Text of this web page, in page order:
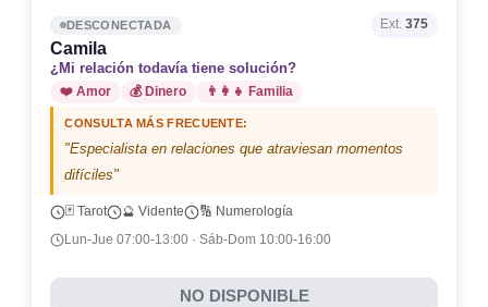
DESCONECTADA
Camila
¿Mi relación todavía tiene solución?
Ext. 375
❤️ Amor 💰 Dinero 👨‍👩‍👧 Familia
CONSULTA MÁS FRECUENTE:
"Especialista en relaciones que atraviesan momentos
difíciles"
🃏 Tarot 🔮 Vidente
🔢 Numerología
Lun-Jue 07:00-13:00 · Sáb-Dom 10:00-16:00
NO DISPONIBLE